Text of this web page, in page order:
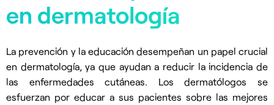
en dermatología
La prevención y la educación desempeñan un papel crucial
en dermatología, ya que ayudan a reducir la incidencia de
las enfermedades cutáneas. Los dermatólogos se
esfuerzan por educar a sus pacientes sobre las mejores